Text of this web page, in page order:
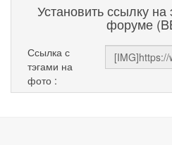
Установить ссылку
форуме
Ссылка с
тэгами на
фото :